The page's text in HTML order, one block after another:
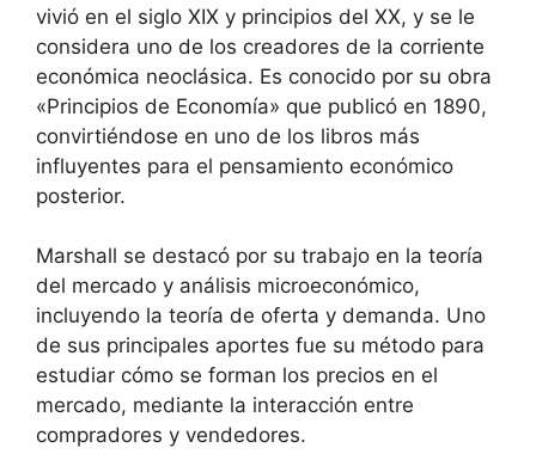
vivió en el siglo XIX y principios del XX, y se le
considera uno de los creadores de la corriente
económica neoclásica. Es conocido por su obra
«Principios de Economía» que publicó en 1890,
convirtiéndose en uno de los libros más
influyentes para el pensamiento económico
posterior.
Marshall se destacó por su trabajo en la teoría
del mercado y análisis microeconómico,
incluyendo la teoría de oferta y demanda. Uno
de sus principales aportes fue su método para
estudiar cómo se forman los precios en el
mercado, mediante la interacción entre
compradores y vendedores.